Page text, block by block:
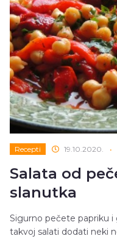
Recepti 19.10.2020. •
Salata od
slanutka
Sigurno pečete papriku i
takvoj salati dodati neki